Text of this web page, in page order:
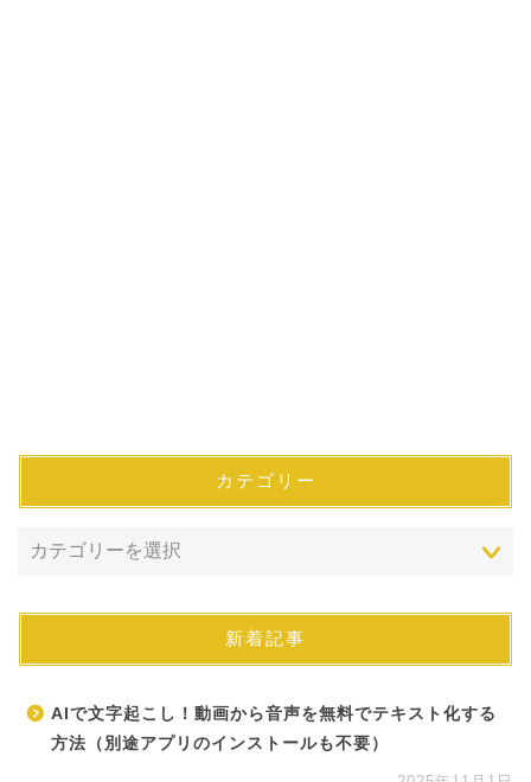
カテゴリー
新着記事
AIで文字起こし！動画から音声を無料でテキスト化する
方法（別途アプリのインストールも不要）